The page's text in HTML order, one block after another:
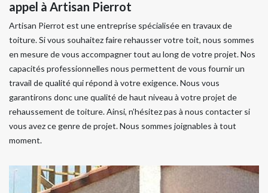
appel à Artisan Pierrot
Artisan Pierrot est une entreprise spécialisée en travaux de
toiture. Si vous souhaitez faire rehausser votre toit, nous sommes
en mesure de vous accompagner tout au long de votre projet. Nos
capacités professionnelles nous permettent de vous fournir un
travail de qualité qui répond à votre exigence. Nous vous
garantirons donc une qualité de haut niveau à votre projet de
rehaussement de toiture. Ainsi, n’hésitez pas à nous contacter si
vous avez ce genre de projet. Nous sommes joignables à tout
moment.